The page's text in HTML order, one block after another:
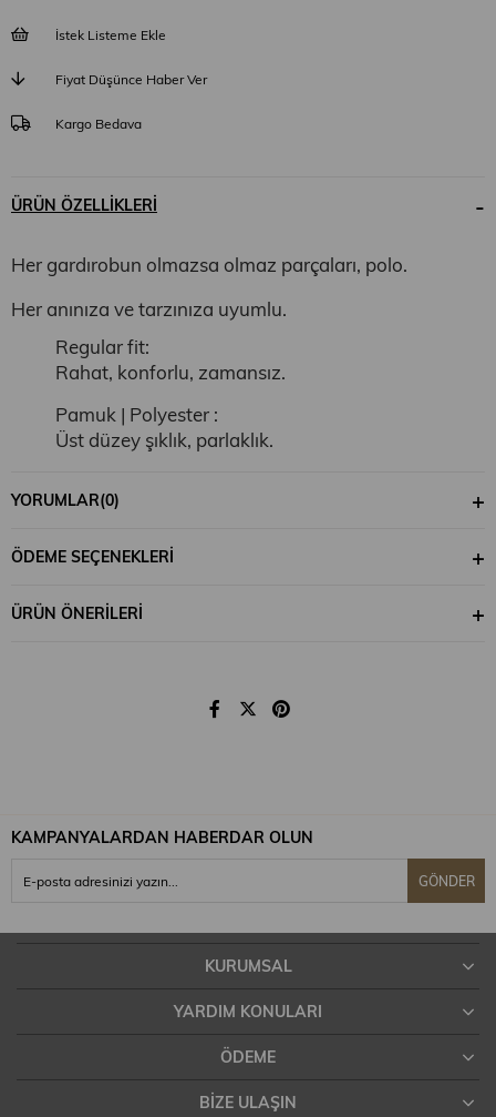
İstek Listeme Ekle
Fiyat Düşünce Haber Ver
Kargo Bedava
ÜRÜN ÖZELLIKLERI
Her gardırobun olmazsa olmaz parçaları, polo.
Her anınıza ve tarzınıza uyumlu.
Regular fit:
Rahat, konforlu, zamansız.
Pamuk | Polyester :
Üst düzey şıklık, parlaklık.
Kurutma makinası kullanmayınız.
YORUMLAR(0)
ÖDEME SEÇENEKLERI
ÜRÜN ÖNERILERI
KAMPANYALARDAN HABERDAR OLUN
GÖNDER
KURUMSAL
YARDIM KONULARI
ÖDEME
BIZE ULAŞIN